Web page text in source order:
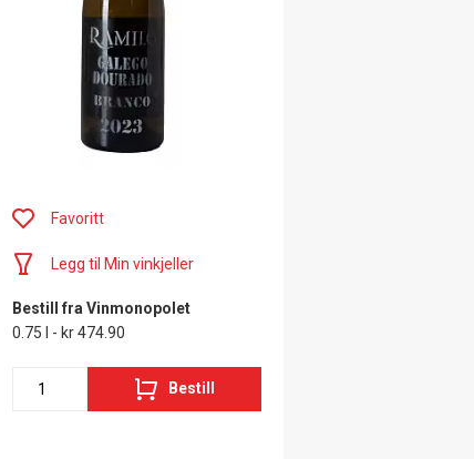
Favoritt
Legg til Min vinkjeller
Bestill fra Vinmonopolet
0.75 l - kr 474.90
Bestill